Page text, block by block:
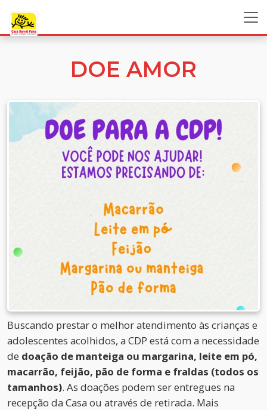
DOE AMOR
Buscando prestar o melhor atendimento às crianças e
adolescentes acolhidos, a CDP está com a necessidade
de doação de manteiga ou margarina, leite em pó,
macarrão, feijão, pão de forma e fraldas (todos os
tamanhos). As doações podem ser entregues na
recepção da Casa ou através de retirada. Mais